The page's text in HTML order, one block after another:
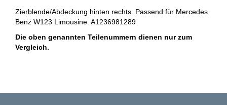
Zierblende/Abdeckung hinten rechts. Passend für Mercedes
Benz W123 Limousine. A1236981289
Die oben genannten Teilenummern dienen nur zum
Vergleich.